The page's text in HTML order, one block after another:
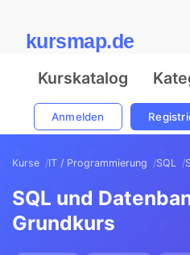
kursmap.de
Kurskatalog
Anmelden
Kurse IT / Programmierung SQL
SQL und
Grundkurs